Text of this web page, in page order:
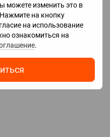
можете изменить это в
на кнопку
на использование
ознакомиться на
.